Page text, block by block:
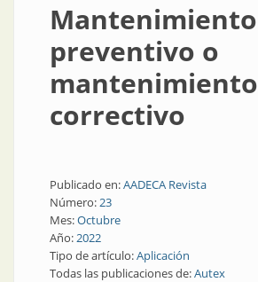
Mantenimiento
preventivo o
mantenimiento
correctivo
Publicado en:AADECA Revista
Número:23
Mes:Octubre
Año:2022
Tipo de artículo:Aplicación
Todas las publicaciones de:Autex